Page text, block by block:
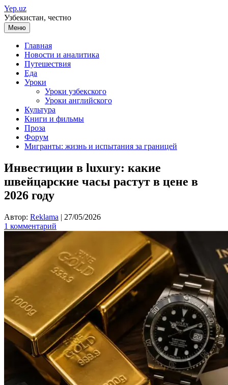
Перейти
к
содержимому
Yep.uz
Узбекистан, честно
Меню
Главная
Новости и аналитика
Путешествия
Еда
Уроки
Уроки узбекского
Уроки английского
Культура
Книги и фильмы
Проза
Форум
Мигранты: жизнь и испытания за границей
Инвестиции в luxury: какие
швейцарские часы растут в цене в
2026 году
Автор: Reklama | 27/05/2026
1 комментарий